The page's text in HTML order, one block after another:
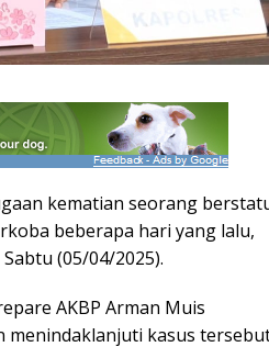
kematian seorang
beberapa hari yang lalu,
(05/04/2025).
AKBP Arman Muis
menindaklanjuti kasus